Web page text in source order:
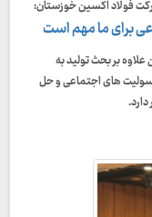
فولاد اکسین خوزستان:
برای ما مهم است
بر بحث تولید به
های اجتماعی و حل